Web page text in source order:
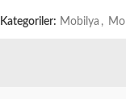
Kategoriler: Mobilya ,